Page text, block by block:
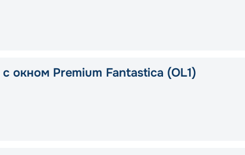
окном Premium Fantastica (OL1)